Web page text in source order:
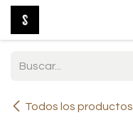
Ir al contenido
Todos los productos